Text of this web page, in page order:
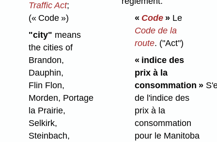
Traffic Act;
(« Code »)
"city" means
the cities of
Brandon,
Dauphin,
Flin Flon,
Morden, Portage
la Prairie,
Selkirk,
Steinbach,
« Code»Le
Code de la
route. ("Act")
« indice des
prix à la
consommation »
de l'indice des
prix à la
consommation
pour le Manitoba